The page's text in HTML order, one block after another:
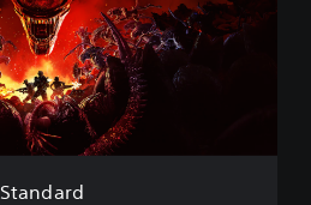
Standard